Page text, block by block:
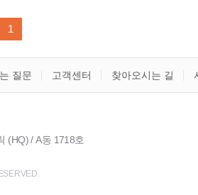
1
질문 고객센터 찾아오시는 길
(HQ) / A동 1718호